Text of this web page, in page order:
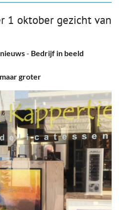
1 oktober gezicht van
- Bedrijf in beeld
groter